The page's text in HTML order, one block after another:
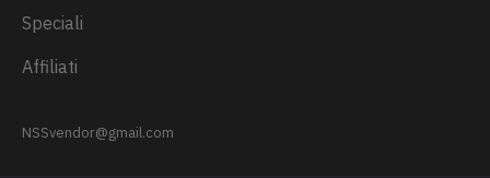
Speciali
Affiliati
NSSvendor@gmail.com